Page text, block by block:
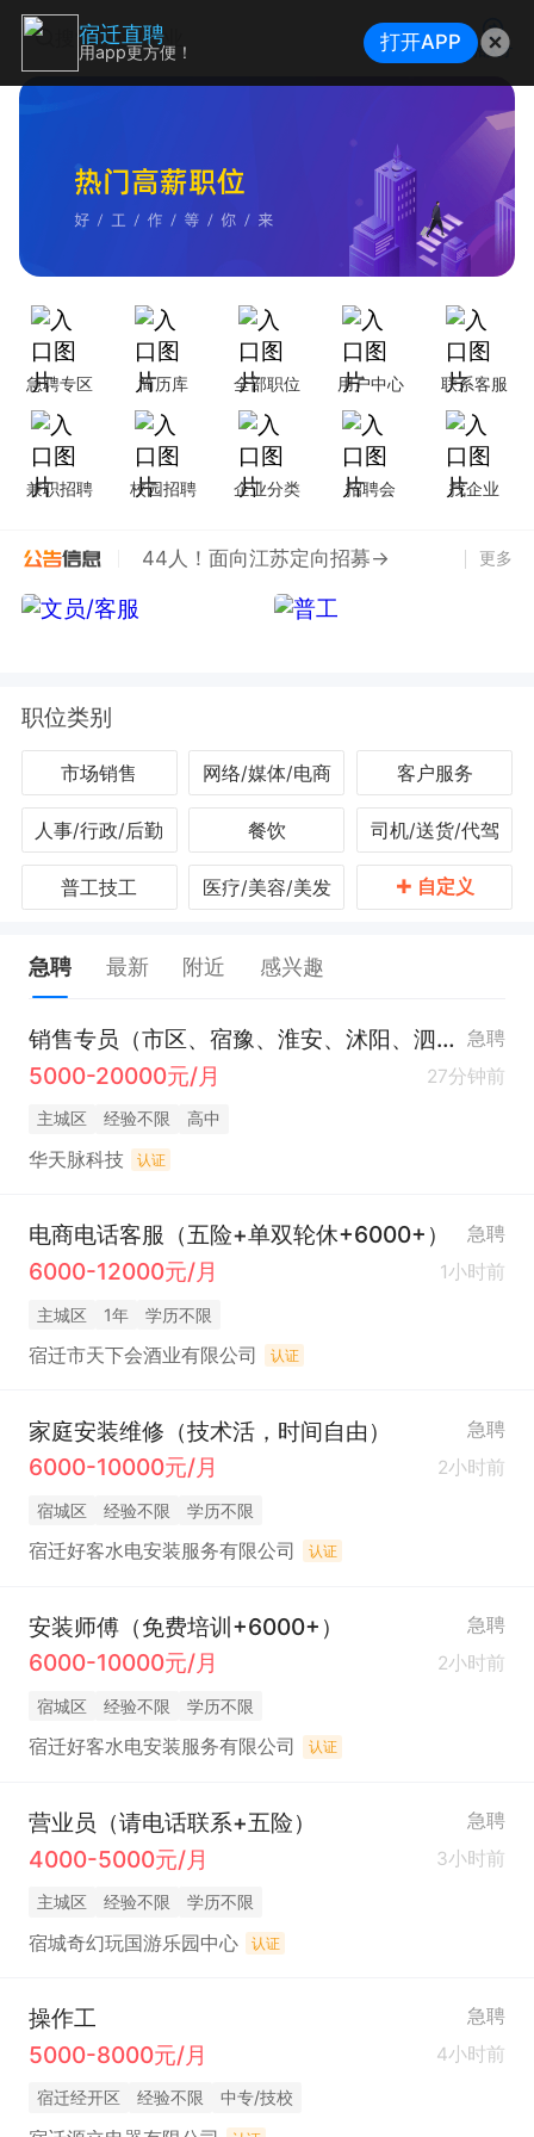
搜索职位/企业
招人才
急聘专区 简历库 全部职位 用户中心 联系客服
兼职招聘 校园招聘 企业分类 招聘会 找企业
宿城区国有企业2026招聘公告
44人！面向江苏定向招募→ 更多
职位类别
市场销售 网络/媒体/电商 客户服务
人事/行政/后勤 餐饮 司机/送货/代驾
普工技工 医疗/美容/美发 + 自定义
急聘 最新 附近 感兴趣
销售专员（市区、宿豫、淮安、沭阳、泗阳、泗洪）（五险+5000+） 急聘
5000-20000元/月 27分钟前
主城区 经验不限 高中
华天脉科技 认证
电商电话客服（五险+单双轮休+6000+） 急聘
6000-12000元/月 1小时前
主城区 1年 学历不限
宿迁市天下会酒业有限公司 认证
家庭安装维修（技术活，时间自由） 急聘
6000-10000元/月 2小时前
宿城区 经验不限 学历不限
宿迁好客水电安装服务有限公司 认证
安装师傅（免费培训+6000+） 急聘
6000-10000元/月 2小时前
宿城区 经验不限 学历不限
宿迁好客水电安装服务有限公司 认证
营业员（请电话联系+五险） 急聘
4000-5000元/月 3小时前
主城区 经验不限 学历不限
宿城奇幻玩国游乐园中心 认证
操作工 急聘
5000-8000元/月 4小时前
宿迁经开区 经验不限 中专/技校
宿迁直聘
用app更方便！ 打开APP